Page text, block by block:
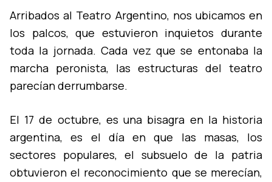
Arribados al Teatro Argentino, nos ubicamos en
los palcos, que estuvieron inquietos durante
toda la jornada. Cada vez que se entonaba la
marcha peronista, las estructuras del teatro
parecí­an derrumbarse.
El 17 de octubre, es una bisagra en la historia
argentina, es el dí­a en que las masas, los
sectores populares, el subsuelo de la patria
obtuvieron el reconocimiento que se merecí­an,